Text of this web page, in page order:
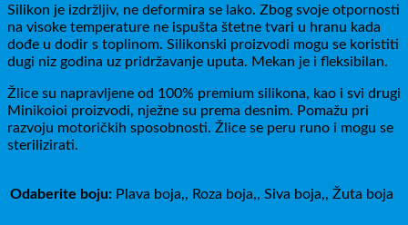
Silikon je izdržljiv, ne deformira se lako. Zbog svoje otpornosti
na visoke temperature ne ispušta štetne tvari u hranu kada
dođe u dodir s toplinom. Silikonski proizvodi mogu se koristiti
dugi niz godina uz pridržavanje uputa. Mekan je i fleksibilan.
Žlice su napravljene od 100% premium silikona, kao i svi drugi
Minikoioi proizvodi, nježne su prema desnim. Pomažu pri
razvoju motoričkih sposobnosti. Žlice se peru runo i mogu se
sterilizirati.
Odaberite boju: Plava boja,, Roza boja,, Siva boja,, Žuta boja